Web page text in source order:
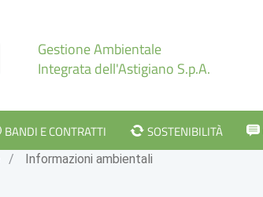
Gestione Ambientale
Integrata dell'Astigiano S.p.A.
BANDI E CONTRATTI SOSTENIBILITÀ
/ Informazioni ambientali